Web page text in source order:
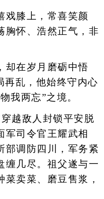
膝上，常喜笑颜
胸怀、浩然正气，非
在岁月磨砺中悟
再乱，他始终守内心
我两忘”之境。
越敌人封锁平安脱
军司令官王耀武相
部调防四川，军务紧
缠几尽。祖父遂与一
卖菜、磨豆售浆，